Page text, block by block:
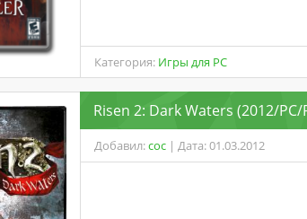
Категория: Игры для PC
Risen 2: Dark Waters (2012/
Добавил:coc | Дата: 01.03.2012